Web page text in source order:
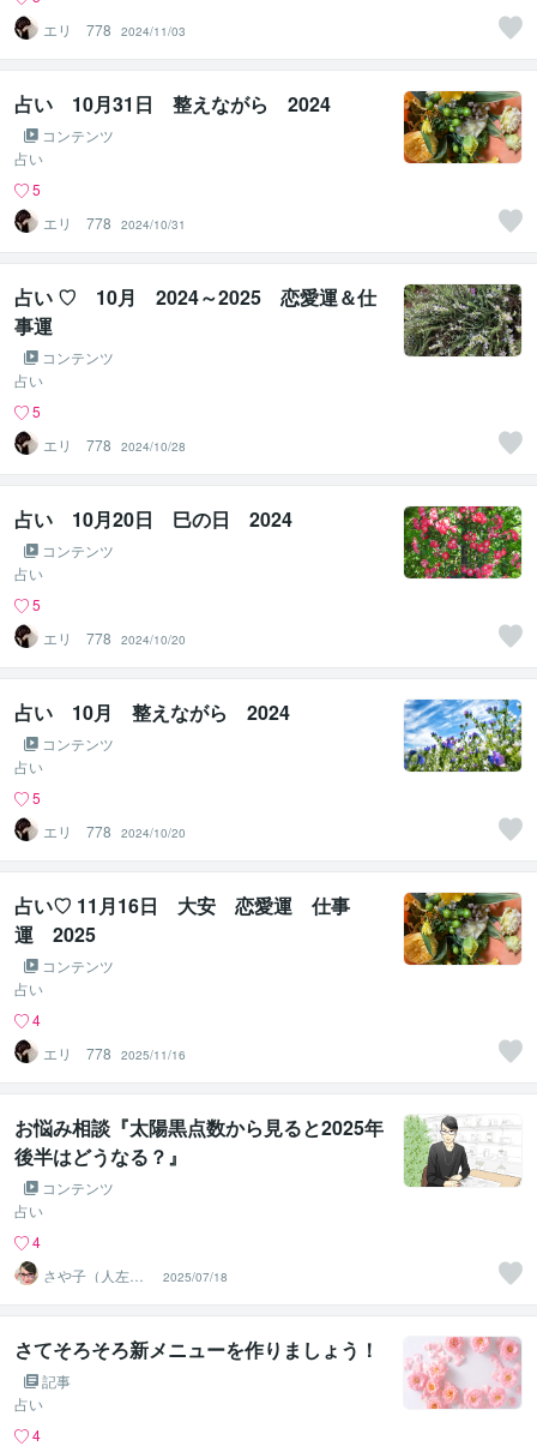
エリ 778
2024/11/03
占い 10月31日 整えながら 2024
コンテンツ
占い
5
エリ 778
2024/10/31
占い ♡ 10月 2024～2025 恋愛運＆仕
事運
コンテンツ
占い
5
エリ 778
2024/10/28
占い 10月20日 巳の日 2024
コンテンツ
占い
5
エリ 778
2024/10/20
占い 10月 整えながら 2024
コンテンツ
占い
5
エリ 778
2024/10/20
占い♡ 11月16日 大安 恋愛運 仕事
運 2025
コンテンツ
占い
4
エリ 778
2025/11/16
お悩み相談『太陽黒点数から見ると2025年
後半はどうなる？』
コンテンツ
占い
4
さや子（人左綾
星）
2025/07/18
さてそろそろ新メニューを作りましょう！
記事
占い
4